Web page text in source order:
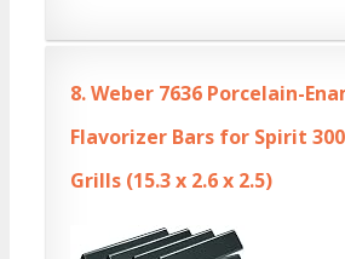
8.Weber 7636 Porcelain-
Flavorizer Bars for Spirit
Grills (15.3 x 2.6 x 2.5)